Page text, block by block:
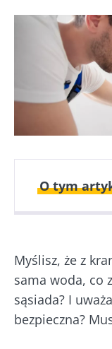
O tym
Myślisz, że z
sama woda, co
sąsiada? I
bezpieczna?